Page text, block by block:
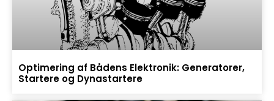
Optimering af Bådens Elektronik: Generatorer,
Startere og Dynastartere